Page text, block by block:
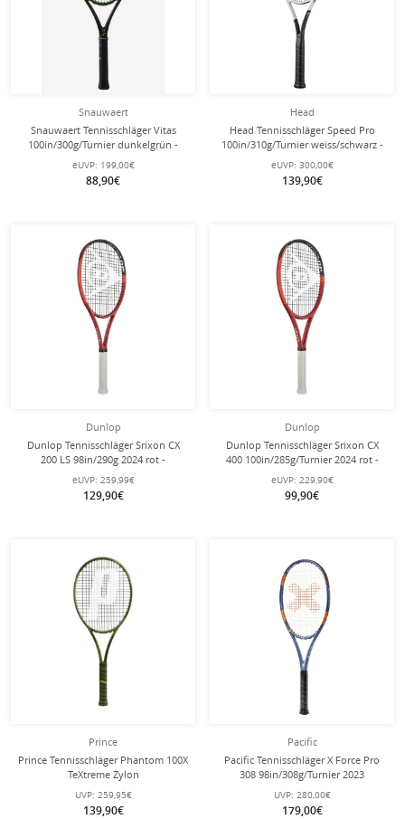
Snauwaert
Snauwaert Tennisschläger Vitas
100in/300g/Turnier dunkelgrün -
unbesaitet -
eUVP: 199,00€
88,90€
Head
Head Tennisschläger Speed Pro
100in/310g/Turnier weiss/schwarz -
unbesaitet -
eUVP: 300,00€
139,90€
Dunlop
Dunlop Tennisschläger Srixon CX
200 LS 98in/290g 2024 rot -
unbesaitet -
eUVP: 259,99€
129,90€
Dunlop
Dunlop Tennisschläger Srixon CX
400 100in/285g/Turnier 2024 rot -
unbesaitet -
eUVP: 229,90€
99,90€
Prince
Prince Tennisschläger Phantom 100X
TeXtreme Zylon
100in/320g/18x20/Turnier 2024 grün
- unbesaitet -
UVP: 259,95€
139,90€
Pacific
Pacific Tennisschläger X Force Pro
308 98in/308g/Turnier 2023
blau/orange - unbesaitet -
UVP: 280,00€
179,00€